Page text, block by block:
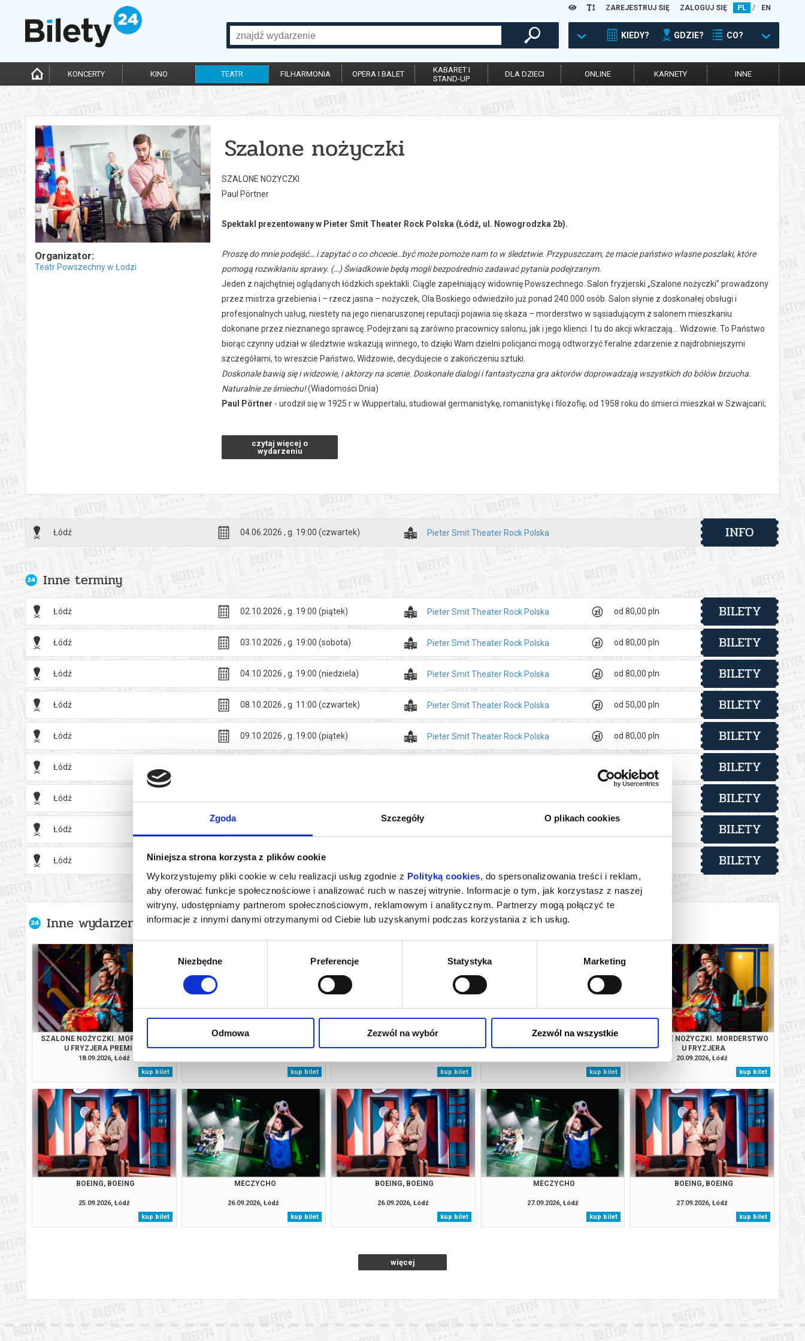
Zgoda Szczegóły O plikach cookies
Niniejsza strona korzysta z plików cookie
Wykorzystujemy pliki cookie w celu realizacji usług zgodnie z Polityką cookies, do spersonalizowania treści i reklam,
aby oferować funkcje społecznościowe i analizować ruch w naszej witrynie. Informacje o tym, jak korzystasz z naszej
witryny, udostępniamy partnerom społecznościowym, reklamowym i analitycznym. Partnerzy mogą połączyć te
informacje z innymi danymi otrzymanymi od Ciebie lub uzyskanymi podczas korzystania z ich usług.
Wybór
Niezbędne Preferencje Statystyka Marketing
Odmowa Zezwól na wybór Zezwól na wszystkie
ZAREJESTRUJ SIĘ ZALOGUJ SIĘ PL / EN
KIEDY? GDZIE? CO?
KONCERTY KINO TEATR FILHARMONIA OPERA I BALET
KABARET I
STAND-UP
DLA DZIECI ONLINE KARNETY INNE
Organizator:
Teatr Powszechny w Łodzi
Szalone nożyczki
SZALONE NOŻYCZKI
Paul Pörtner
Spektakl prezentowany w Pieter Smit Theater Rock Polska (Łódź, ul. Nowogrodzka 2b).
Proszę do mnie podejść… i zapytać o co chcecie…być może pomoże nam to w śledztwie. Przypuszczam, że macie państwowłasne poszlaki, które
pomogą rozwikłaniu sprawy. (…) Świadkowie będą mogli bezpośrednio zadawać pytania podejrzanym.
Jeden z najchętniej oglądanych łódzkich spektakli. Ciągle zapełniający widownię Powszechnego. Salon fryzjerski „Szalone nożyczki” prowadzony
przez mistrza grzebienia i – rzecz jasna – nożyczek, Ola Boskiego odwiedziło już ponad 240.000 osób. Salon słynie z doskonałej obsługi i
profesjonalnych usług, niestety na jego nienaruszonej reputacji pojawia się skaza – morderstwo w sąsiadującym z salonem mieszkaniu
dokonane przez nieznanego sprawcę. Podejrzani są zarówno pracownicy salonu, jak i jego klienci. I tu do akcji wkraczają… Widzowie. To Państwo
biorąc czynny udział w śledztwie wskazują winnego, to dzięki Wam dzielni policjanci mogą odtworzyć feralne zdarzenie z najdrobniejszymi
szczegółami, to wreszcie Państwo, Widzowie, decydujecie o zakończeniu sztuki.
Doskonale bawią się i widzowie, i aktorzy na scenie. Doskonałe dialogi i fantastyczna gra aktorów doprowadzają wszystkich do bólów brzucha.
Naturalnie ze śmiechu!(Wiadomości Dnia)
Paul Pörtner - urodził się w 1925 r w Wuppertalu, studiował germanistykę, romanistykę i filozofię; od 1958 roku do śmierci mieszkał w Szwajcarii;
wersja sztuki Pörtnera nosiła tytuł
Przekład:Elżbieta Woźniak
Grają:Barbara Lauks, Beata Ziejka, Jakub Kotyński, Piotr Lauks, Artur Majewski, Arkadiusz Wójcik
27 marca 1999 r.
*******
Bezpieczne zakupy w Bilety24. W przypadku odwołania wydarzenia, gwarantujemy automatyczny zwrot środków potwierdzony komunikatem
czytaj więcej o
wydarzeniu
Łódź 04.06.2026 , g. 19:00 (czwartek) Pieter Smit Theater Rock Polska INFO
Inne terminy
Łódź 02.10.2026 , g. 19:00 (piątek) Pieter Smit Theater Rock Polska od 80,00 pln BILETY
Łódź 03.10.2026 , g. 19:00 (sobota) Pieter Smit Theater Rock Polska od 80,00 pln BILETY
Łódź 04.10.2026 , g. 19:00 (niedziela) Pieter Smit Theater Rock Polska od 80,00 pln BILETY
Łódź 08.10.2026 , g. 11:00 (czwartek) Pieter Smit Theater Rock Polska od 50,00 pln BILETY
Łódź 09.10.2026 , g. 19:00 (piątek) Pieter Smit Theater Rock Polska od 80,00 pln BILETY
Łódź od 80,00 pln BILETY
Łódź BILETY
Łódź BILETY
Łódź 19.11.2026 , g. 19:00(czwartek) BILETY
Inne wydarzenia organizatora
SZALONE NOŻYCZKI. MORDERSTWO
U FRYZJERA PREMIERA
18.09.2026, Łódź
kup bilet
SZALONE NOŻYCZKI. MORDERSTWO
U FRYZJERA
kup bilet
REPLAY
kup bilet
REPLAY
kup bilet
SZALONE NOŻYCZKI. MORDERSTWO
U FRYZJERA
20.09.2026, Łódź
kup bilet
BOEING, BOEING
25.09.2026, Łódź
kup bilet
MECZYCHO
26.09.2026, Łódź
kup bilet
BOEING, BOEING
26.09.2026, Łódź
kup bilet
MECZYCHO
27.09.2026, Łódź
kup bilet
BOEING, BOEING
27.09.2026, Łódź
kup bilet
więcej